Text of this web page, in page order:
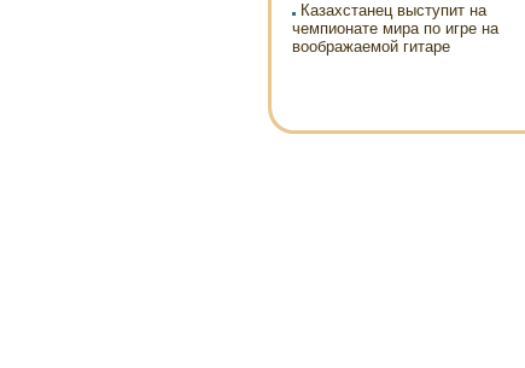
Казахстанец выступит на
чемпионате мира по игре на
воображаемой гитаре